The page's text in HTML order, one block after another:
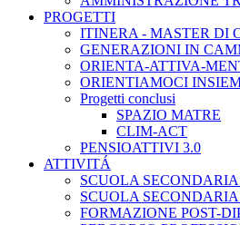
PROGETTI
ITINERA - MASTER DI
GENERAZIONI IN
ORIENTA-ATTIVA-
ORIENTIAMOCI
Progetti conclusi
SPAZIO MATRE
CLIM-ACT
PENSIOATTIVI 3.0
ATTIVITÁ
SCUOLA
SCUOLA
FORMAZIONE POST-